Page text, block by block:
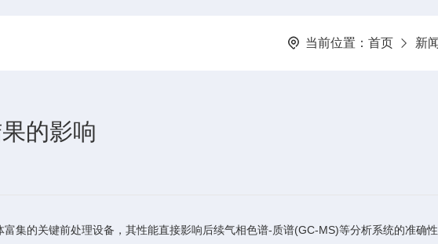
当前位置： 首页 新
的影响
富集的关键前处理设备，其性能直接影响后续气相色谱-质谱(GC-MS)等分析系统的准确